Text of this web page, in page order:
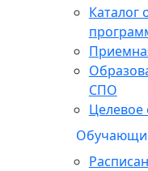
Каталог
СПО
Целевое